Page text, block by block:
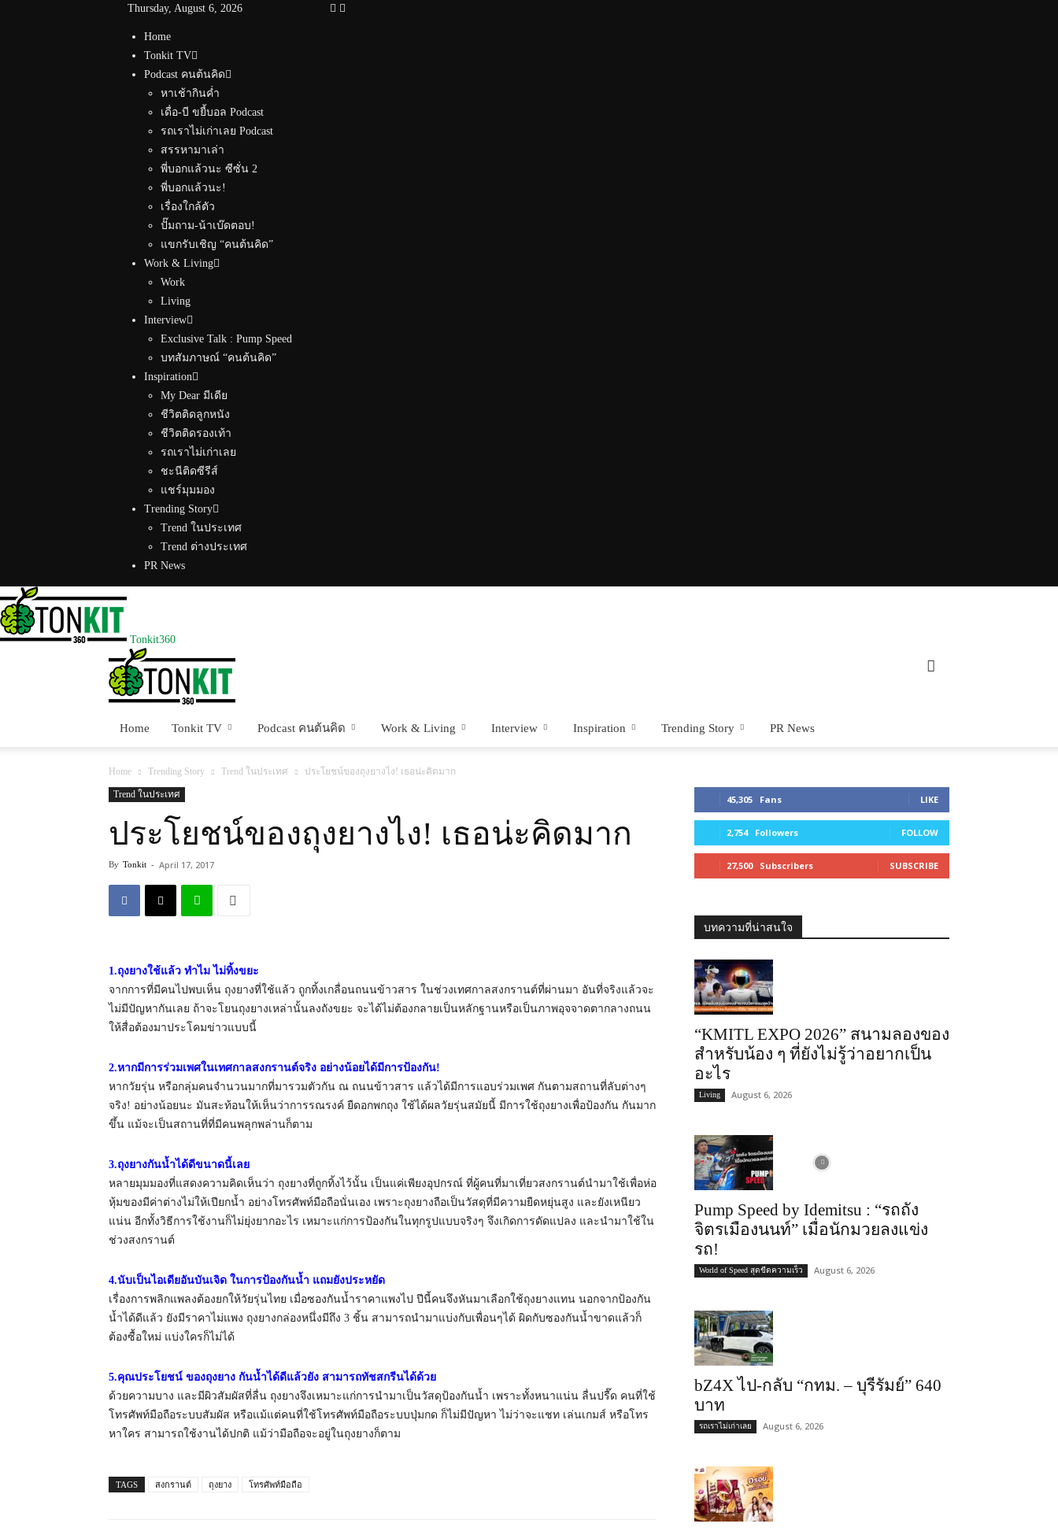
Thursday, August 6, 2026
Home
Tonkit TV
Podcast คนต้นคิด
หาเช้ากินค่ำ
เดื่อ-บี ขยี้บอล Podcast
รถเราไม่เก่าเลย Podcast
สรรหามาเล่า
พี่บอกแล้วนะ ซีซั่น 2
พี่บอกแล้วนะ!
เรื่องใกล้ตัว
ปั๊มถาม-น้าเบ๊ดตอบ!
แขกรับเชิญ “คนต้นคิด”
Work & Living
Work
Living
Interview
Exclusive Talk : Pump Speed
บทสัมภาษณ์ “คนต้นคิด”
Inspiration
My Dear มีเดีย
ชีวิตติดลูกหนัง
ชีวิตติดรองเท้า
รถเราไม่เก่าเลย
ชะนีติดซีรีส์
แชร์มุมมอง
Trending Story
Trend ในประเทศ
Trend ต่างประเทศ
PR News
Tonkit360
Home Tonkit TV Podcast คนต้นคิด Work & Living Interview Inspiration Trending Story PR News
Home Trending Story Trend ในประเทศ ประโยชน์ของถุงยางไง! เธอน่ะคิดมาก
Trend ในประเทศ
ประโยชน์ของถุงยางไง! เธอน่ะคิดมาก
By Tonkit - April 17, 2017
1.ถุงยางใช้แล้ว ทำไม ไม่ทิ้งขยะ
จากการที่มีคนไปพบเห็น ถุงยางที่ใช้แล้ว ถูกทิ้งเกลื่อนถนนข้าวสาร ในช่วงเทศกาลสงกรานต์ที่ผ่านมา อันที่จริงแล้วจะ
ไม่มีปัญหากันเลย ถ้าจะโยนถุงยางเหล่านั้นลงถังขยะ จะได้ไม่ต้องกลายเป็นหลักฐานหรือเป็นภาพอุจจาดตากลางถนน
ให้สื่อต้องมาประโคมข่าวแบบนี้
2.หากมีการร่วมเพศในเทศกาลสงกรานต์จริง อย่างน้อยได้มีการป้องกัน!
หากวัยรุ่น หรือกลุ่มคนจำนวนมากที่มารวมตัวกัน ณ ถนนข้าวสาร แล้วได้มีการแอบร่วมเพศ กันตามสถานที่ลับต่างๆ
จริง! อย่างน้อยนะ มันสะท้อนให้เห็นว่าการรณรงค์ ยืดอกพกถุง ใช้ได้ผลวัยรุ่นสมัยนี้ มีการใช้ถุงยางเพื่อป้องกัน กันมาก
ขึ้น แม้จะเป็นสถานที่ที่มีคนพลุกพล่านก็ตาม
3.ถุงยางกันน้ำได้ดีขนาดนี้เลย
หลายมุมมองที่แสดงความคิดเห็นว่า ถุงยางที่ถูกทิ้งไว้นั้น เป็นแค่เพียงอุปกรณ์ ที่ผู้คนที่มาเที่ยวสงกรานต์นำมาใช้เพื่อห่อ
หุ้มของมีค่าต่างไม่ให้เปียกน้ำ อย่างโทรศัพท์มือถือนั่นเอง เพราะถุงยางถือเป็นวัสดุที่มีความยืดหยุ่นสูง และยังเหนียว
แน่น อีกทั้งวิธีการใช้งานก็ไม่ยุ่งยากอะไร เหมาะแก่การป้องกันในทุกรูปแบบจริงๆ จึงเกิดการดัดแปลง และนำมาใช้ใน
ช่วงสงกรานต์
4.นับเป็นไอเดียอันบันเจิด ในการป้องกันน้ำ แถมยังประหยัด
เรื่องการพลิกแพลงต้องยกให้วัยรุ่นไทย เมื่อซองกันน้ำราคาแพงไป ปีนี้คนจึงหันมาเลือกใช้ถุงยางแทน นอกจากป้องกัน
น้ำได้ดีแล้ว ยังมีราคาไม่แพง ถุงยางกล่องหนึ่งมีถึง 3 ชิ้น สามารถนำมาแบ่งกับเพื่อนๆได้ ผิดกับซองกันน้ำขาดแล้วก็
ต้องซื้อใหม่ แบ่งใครก็ไม่ได้
5.คุณประโยชน์ ของถุงยาง กันน้ำได้ดีแล้วยัง สามารถทัชสกรีนได้ด้วย
ด้วยความบาง และมีผิวสัมผัสที่ลื่น ถุงยางจึงเหมาะแก่การนำมาเป็นวัสดุป้องกันน้ำ เพราะทั้งหนาแน่น ลื่นปรื๊ด คนที่ใช้
โทรศัพท์มือถือระบบสัมผัส หรือแม้แต่คนที่ใช้โทรศัพท์มือถือระบบปุ่มกด ก็ไม่มีปัญหา ไม่ว่าจะแชท เล่นเกมส์ หรือโทร
หาใคร สามารถใช้งานได้ปกติ แม้ว่ามือถือจะอยู่ในถุงยางก็ตาม
TAGS สงกรานต์ ถุงยาง โทรศัพท์มือถือ
45,305 Fans LIKE
2,754 Followers FOLLOW
27,500 Subscribers SUBSCRIBE
บทความที่น่าสนใจ
“KMITL EXPO 2026” สนามลองของ
สำหรับน้อง ๆ ที่ยังไม่รู้ว่าอยากเป็น
อะไร
Living August 6, 2026
Pump Speed by Idemitsu : “รถถัง
จิตรเมืองนนท์” เมื่อนักมวยลงแข่ง
รถ!
World of Speed สุดขีดความเร็ว August 6, 2026
bZ4X ไป-กลับ “กทม. – บุรีรัมย์” 640
บาท
รถเราไม่เก่าเลย August 6, 2026